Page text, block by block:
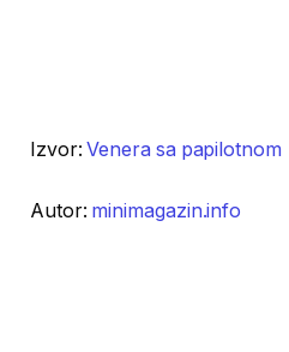
Izvor:Venera sa papilotnom
Autor: minimagazin.info